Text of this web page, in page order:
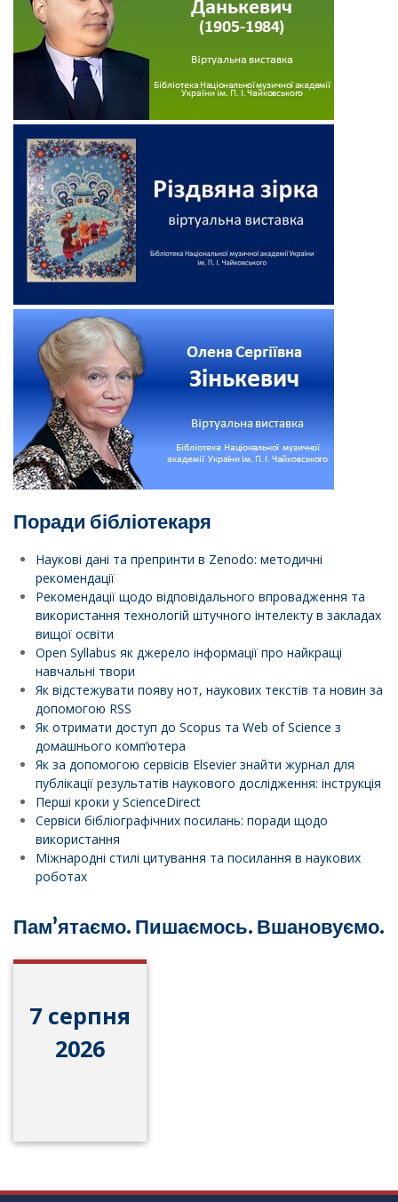
Поради бібліотекаря
Наукові дані та препринти в Zenodo: методичні
рекомендації
Рекомендації щодо відповідального впровадження та
використання технологій штучного інтелекту в закладах
вищої освіти
Open Syllabus як джерело інформації про найкращі
навчальні твори
Як відстежувати появу нот, наукових текстів та новин за
допомогою RSS
Як отримати доступ до Scopus та Web of Science з
домашнього комп’ютера
Як за допомогою сервісів Elsevier знайти журнал для
публікації результатів наукового дослідження: інструкція
Перші кроки у ScienceDirect
Сервіси бібліографічних посилань: поради щодо
використання
Міжнародні стилі цитування та посилання в наукових
роботах
Пам’ятаємо. Пишаємось. Вшановуємо.
7 серпня
2026